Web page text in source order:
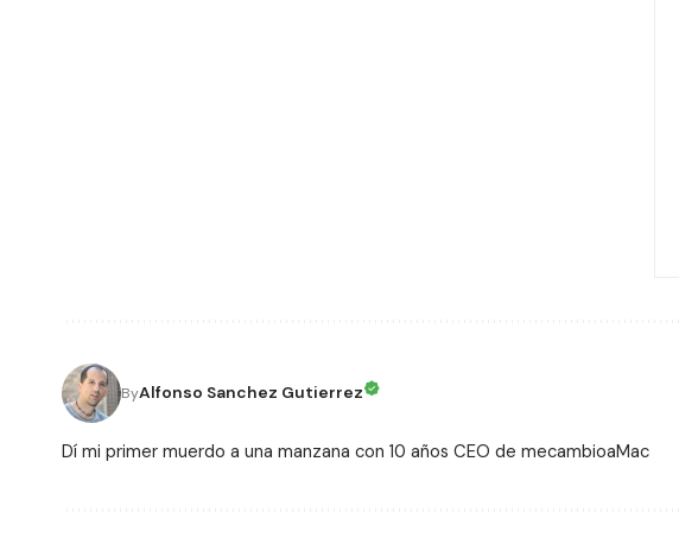
ByAlfonso Sanchez Gutierrez
Dí mi primer muerdo a una manzana con 10 años CEO de mecambioaMac